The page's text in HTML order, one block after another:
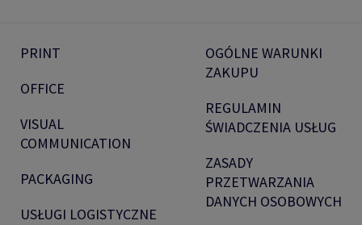
PRINT
OFFICE
VISUAL
COMMUNICATION
PACKAGING
USŁUGI LOGISTYCZNE
OGÓLNE WARUNKI
ZAKUPU
REGULAMIN
ŚWIADCZENIA USŁUG
ZASADY
PRZETWARZANIA
DANYCH OSOBOWYCH